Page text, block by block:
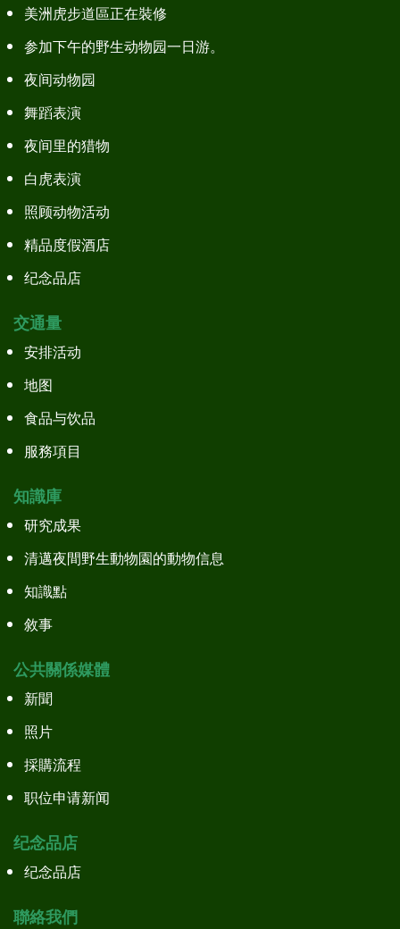
美洲虎步道區正在裝修
参加下午的野生动物园一日游。
夜间动物园
舞蹈表演
夜间里的猎物
白虎表演
照顾动物活动
精品度假酒店
纪念品店
交通量
安排活动
地图
食品与饮品
服務項目
知識庫
研究成果
清邁夜間野生動物園的動物信息
知識點
敘事
公共關係媒體
新聞
照片
採購流程
职位申请新闻
纪念品店
纪念品店
聯絡我們